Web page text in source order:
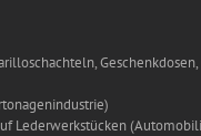
Geschenkdosen,
Lederwerkstücken